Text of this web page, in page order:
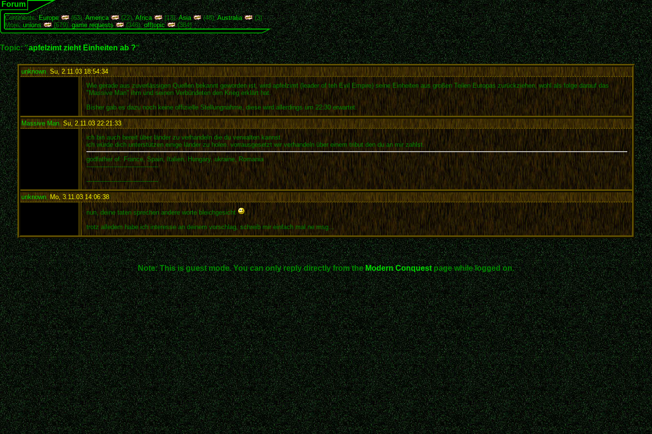
Forum
Continents:Europe (63),America (22),Africa (13),Asia (48),Australia
(3)
More:unions (679),game requests (346),offtopic (384)
Topic: "apfelzimt zieht Einheiten ab ?"
unknown, Su, 2.11.03 18:54:34:
Wie gerade aus zuverlässigen Quellen bekannt geworden ist, wird apfelzimt (leader of teh Evil Empire) seine Einheiten aus großen Teilen Europas zurückziehen, wohl als folge darauf das
"Massive Man" ihm und seinen Verbündeten den Krieg erklärt hat.
Bisher gab es dazu noch keine offizielle Stellungnahme, diese wird allerdings um 22:30 erwartet.
Massive Man, Su, 2.11.03 22:21:33:
ich bin auch bereit über länder zu verhandeln die du verwalten kannst.
ich würde dich unterstützen einige länder zu holen. vorrausgesetzt wir verhandeln über einem tribut den du an mir zahlst.
godfather of: France, Spain, Italien, Hungary, ukraine, Romania
-------------------------------------
-------------------------------------
unknown,Mo, 3.11.03 14:06:38:
nun, deine taten sprechen andere worte bleichgesicht
.
trotz alledem habe ich interesse an deinem vorschlag, schreib mir einfach mal ne msg...
Note: This is guest mode. You can only reply directly from theModern Conquestpage while logged on.